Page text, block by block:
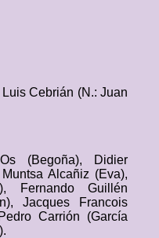
Cebrián (N.: Juan
(Begoña), Didier
Alcañiz (Eva),
Fernando Guillén
Jacques Francois
Carrión (García